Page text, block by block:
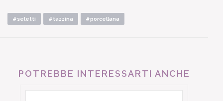
#seletti #tazzina #porcellana
POTREBBE INTERESSARTI ANCHE